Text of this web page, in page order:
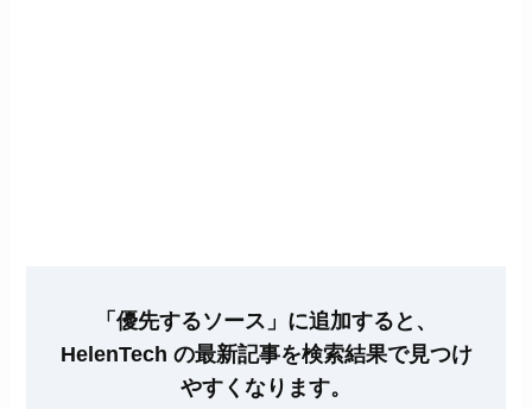
「優先するソース」に追加すると、
HelenTech の最新記事を検索結果で見つけ
やすくなります。